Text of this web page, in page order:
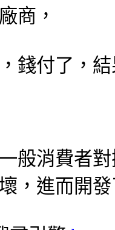
商，
錢付了，
般消費者
，進而開